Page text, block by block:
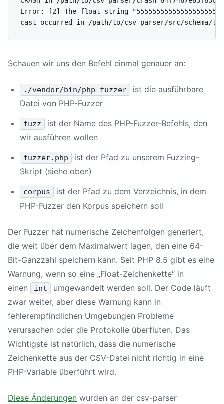
Error: [2] The float-string
Schauen wir uns den Befehl einmal genauer an:
./vendor/bin/php-fuzzer
ist die ausführbare
Datei von PHP-Fuzzer
fuzz
ist der Name des PHP-Fuzzer-Befehls, den
wir ausführen wollen
fuzzer.php
ist der Pfad zu unserem Fuzzing-
Skript (siehe oben)
corpus
ist der Pfad zu dem Verzeichnis, in dem
PHP-Fuzzer den Korpus speichern soll
Der Fuzzer hat numerische Zeichenfolgen generiert,
die weit über dem Maximalwert lagen, den eine 64-
Bit-Ganzzahl speichern kann. Seit PHP 8.5 gibt es eine
Warnung, wenn so eine „Float-Zeichenkette“ in
einen
int
umgewandelt werden soll. Der Code läuft
zwar weiter, aber diese Warnung kann in
fehlerempfindlichen Umgebungen Probleme
verursachen oder die Protokolle überfluten. Das
Wichtigste ist natürlich, dass die numerische
Zeichenkette aus der CSV-Datei nicht richtig in eine
PHP-Variable überführt wird.
Diese Änderungen wurden an der csv-parser